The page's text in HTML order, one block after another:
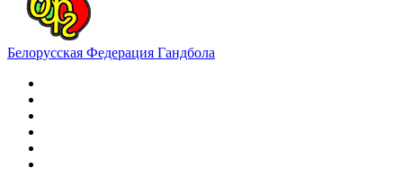
Белорусская Федерация Гандбола